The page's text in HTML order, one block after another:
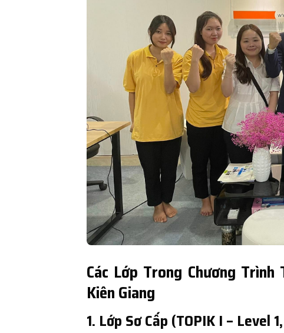
Các Lớp Trong Chương
Kiên Giang
1. Lớp Sơ Cấp (TOPIK I – Level